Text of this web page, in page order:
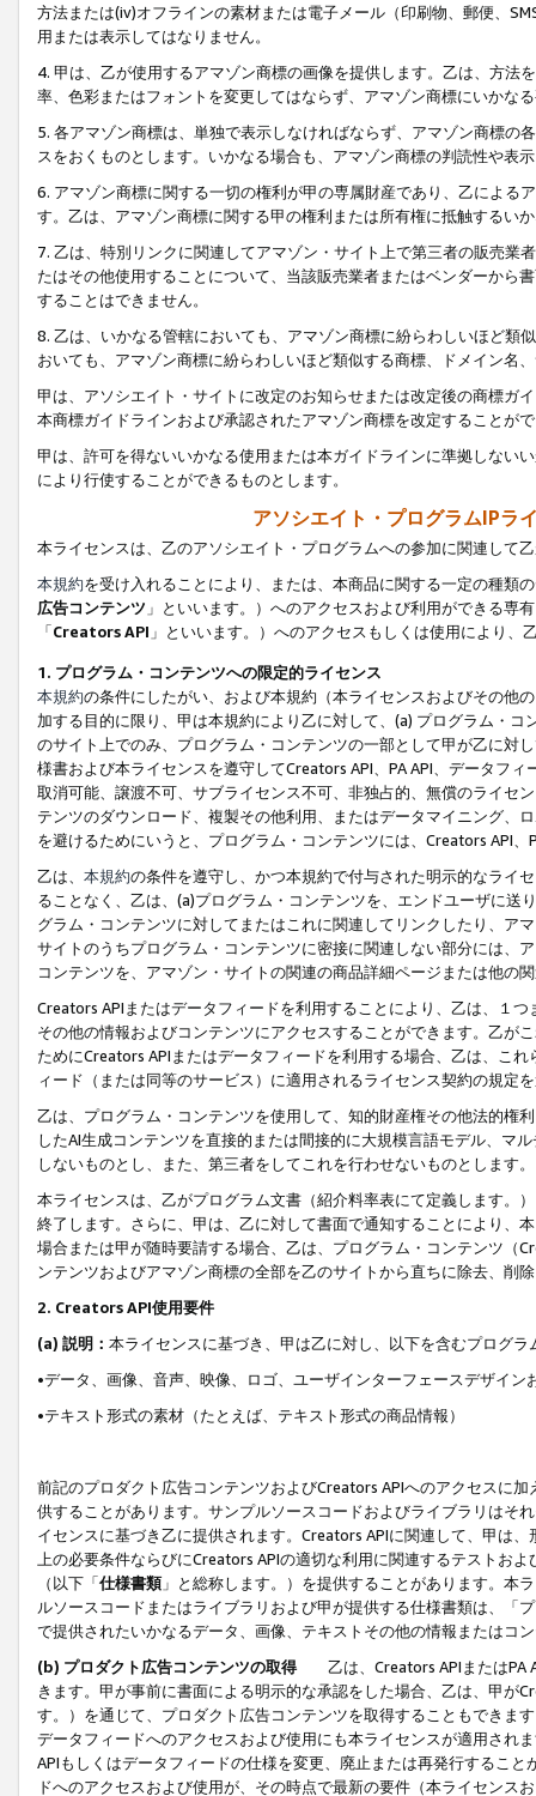
方法または(iv)オフラインの素材または電子メール（印刷物、郵便、
用または表示してはなりません。
4. 甲は、乙が使用するアマゾン商標の画像を提供します。乙は、方
率、色彩またはフォントを変更してはならず、アマゾン商標にいかな
5. 各アマゾン商標は、単独で表示しなければならず、アマゾン商標
スをおくものとします。いかなる場合も、アマゾン商標の判読性や表
6. アマゾン商標に関する一切の権利が甲の専属財産であり、乙による
す。乙は、アマゾン商標に関する甲の権利または所有権に抵触するい
7. 乙は、特別リンクに関連してアマゾン・サイト上で第三者の販売
たはその他使用することについて、当該販売業者またはベンダーから
することはできません。
8. 乙は、いかなる管轄においても、アマゾン商標に紛らわしいほど類
おいても、アマゾン商標に紛らわしいほど類似する商標、ドメイン名
甲は、アソシエイト・サイトに改定のお知らせまたは改定後の商標ガ
本商標ガイドラインおよび承認されたアマゾン商標を改定することが
甲は、許可を得ないいかなる使用または本ガイドラインに準拠しない
により行使することができるものとします。
アソシエイト・プログラムIPラ
本ライセンスは、乙のアソシエイト・プログラムへの参加に関連して
本規約を受け入れることにより、または、本商品に関する一定の種類
広告コンテンツ 」といいます。）へのアクセスおよび利用ができる専
「Creators API 」といいます。）へのアクセスもしくは使用により
1. プログラム・コンテンツへの限定的ライセンス
本規約の条件にしたがい、および本規約（本ライセンスおよびその他
加する目的に限り、甲は本規約により乙に対して、(a) プログラム・
のサイト上でのみ、プログラム・コンテンツの一部として甲が乙に対
様書および本ライセンスを遵守してCreators API、PA API、データフ
取消可能、譲渡不可、サブライセンス不可、非独占的、無償のライセ
テンツのダウンロード、複製その他利用、またはデータマイニング、
を避けるためにいうと、プログラム・コンテンツには、Creators API
乙は、 本規約の条件を遵守し、かつ本規約で付与された明示的なライ
ることなく、乙は、(a)プログラム・コンテンツを、エンドユーザに
グラム・コンテンツに対してまたはこれに関連してリンクしたり、ア
サイトのうちプログラム・コンテンツに密接に関連しない部分には、
コンテンツを、アマゾン・サイトの関連の商品詳細ページまたは他の
Creators APIまたはデータフィードを利用することにより、乙は、１
その他の情報およびコンテンツにアクセスすることができます。乙が
ためにCreators APIまたはデータフィードを利用する場合、乙は、こ
ィード（または同等のサービス）に適用されるライセンス契約の規定
乙は、プログラム・コンテンツを使用して、知的財産権その他法的権
したAI生成コンテンツを直接的または間接的に大規模言語モデル、マ
しないものとし、また、第三者をしてこれを行わせないものとします。
本ライセンスは、乙がプログラム文書（紹介料率表にて定義します。
終了します。さらに、甲は、乙に対して書面で通知することにより、
場合または甲が随時要請する場合、乙は、プログラム・コンテンツ（
ンテンツおよびアマゾン商標の全部を乙のサイトから直ちに除去、削
2. Creators API使用要件
(a) 説明： 本ライセンスに基づき、甲は乙に対し、以下を含むプログ
•データ、画像、音声、映像、ロゴ、ユーザインターフェースデザイ
•テキスト形式の素材（たとえば、テキスト形式の商品情報）
前記のプロダクト広告コンテンツおよびCreators APIへのアクセスに
供することがあります。サンプルソースコードおよびライブラリはそ
イセンスに基づき乙に提供されます。Creators APIに関連して、甲は
上の必要条件ならびにCreators APIの適切な利用に関連するテストお
（以下「仕様書類」と総称します。）を提供することがあります。本
ルソースコードまたはライブラリおよび甲が提供する仕様書類は、「
で提供されたいかなるデータ、画像、テキストその他の情報またはコ
(b) プロダクト広告コンテンツの取得
乙は、Creators APIまたはPA
きます。甲が事前に書面による明示的な承認をした場合、乙は、甲が
す。）を通じて、プロダクト広告コンテンツを取得することもできま
データフィードへのアクセスおよび使用にも本ライセンスが適用され
APIもしくはデータフィードの仕様を変更、廃止または再発行するこ
ドへのアクセスおよび使用が、その時点で最新の要件（本ライセン